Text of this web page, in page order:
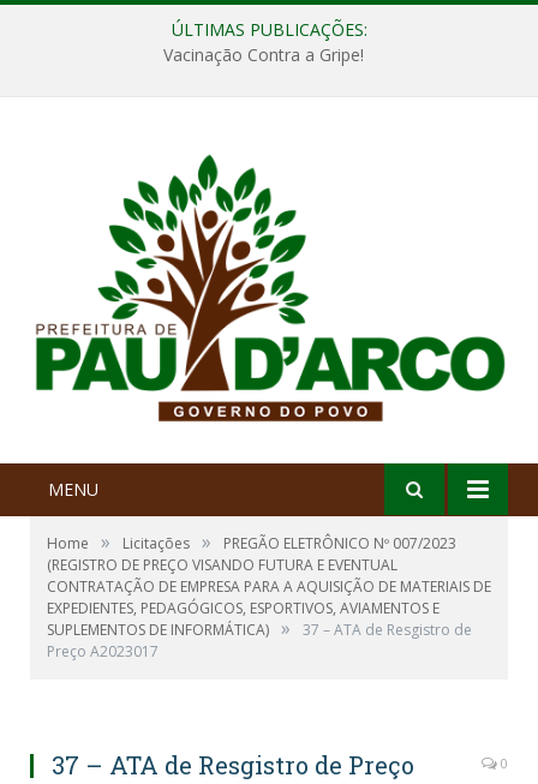
ÚLTIMAS PUBLICAÇÕES:
Vacinação Contra a Gripe!
MENU
Home » Licitações »
PREGÃO ELETRÔNICO Nº 007/2023
(REGISTRO DE PREÇO VISANDO FUTURA E EVENTUAL
CONTRATAÇÃO DE EMPRESA PARA A AQUISIÇÃO DE MATERIAIS DE
EXPEDIENTES, PEDAGÓGICOS, ESPORTIVOS, AVIAMENTOS E
SUPLEMENTOS DE INFORMÁTICA) »
37 – ATA de Resgistro de
Preço A2023017
37 – ATA de Resgistro de Preço
0